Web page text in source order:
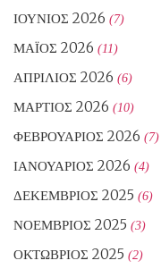
ΙΟΎΝΙΟΣ 2026 (7)
ΜΆΙΟΣ 2026 (11)
ΑΠΡΊΛΙΟΣ 2026 (6)
ΜΆΡΤΙΟΣ 2026 (10)
ΦΕΒΡΟΥΆΡΙΟΣ 2026 (7)
ΙΑΝΟΥΆΡΙΟΣ 2026 (4)
ΔΕΚΈΜΒΡΙΟΣ 2025 (6)
ΝΟΈΜΒΡΙΟΣ 2025 (3)
ΟΚΤΏΒΡΙΟΣ 2025 (2)